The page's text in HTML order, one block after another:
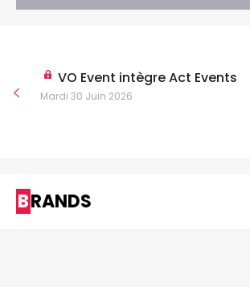
VO Event intègre Act Events
Mardi 30 Juin 2026
BRANDS